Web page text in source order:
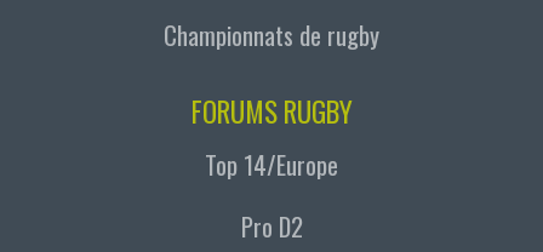
Championnats de rugby
FORUMS RUGBY
Top 14/Europe
Pro D2